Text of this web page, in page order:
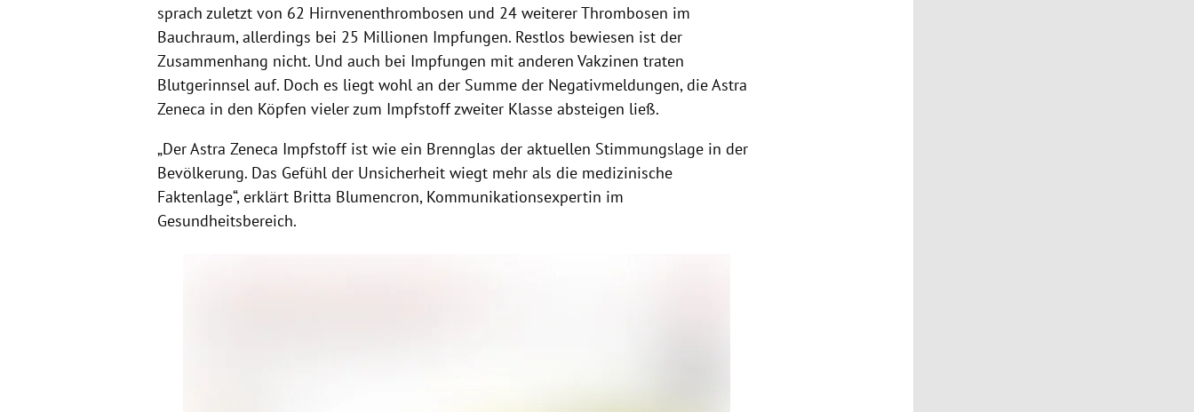
sprach zuletzt von 62 Hirnvenenthrombosen und 24 weiterer Thrombosen im
Bauchraum, allerdings bei 25 Millionen Impfungen. Restlos bewiesen ist der
Zusammenhang nicht. Und auch bei Impfungen mit anderen Vakzinen traten
Blutgerinnsel auf. Doch es liegt wohl an der Summe der Negativmeldungen, die Astra
Zeneca in den Köpfen vieler zum Impfstoff zweiter Klasse absteigen ließ.
„Der Astra Zeneca Impfstoff ist wie ein Brennglas der aktuellen Stimmungslage in der
Bevölkerung. Das Gefühl der Unsicherheit wiegt mehr als die medizinische
Faktenlage“, erklärt Britta Blumencron, Kommunikationsexpertin im
Gesundheitsbereich.